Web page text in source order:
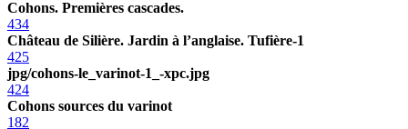
Cohons. Premières cascades.
434
Château de Silière. Jardin à l’anglaise. Tufière-1
425
jpg/cohons-le_varinot-1_-xpc.jpg
424
Cohons sources du varinot
182